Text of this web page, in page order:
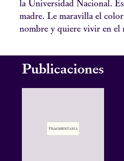
la Universidad Nacional.
madre. Le maravilla el
nombre y quiere vivir en el
Publicaciones